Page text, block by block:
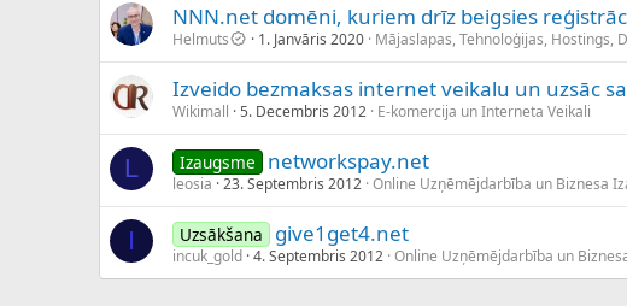
NNN.net domēni, kuriem drīz beigsies
Helmuts 1. Janvāris 2020 Mājaslapas, Tehnoloģijas, Hostings,
Izveido bezmaksas internet veikalu un uzsāc
Wikimall 5. Decembris 2012 E-komercija un Interneta Veikali
L Izaugsme networkspay.net
leosia 23. Septembris 2012 Online Uzņēmējdarbība un Biznesa
I Uzsākšana give1get4.net
incuk_gold 4. Septembris 2012 Online Uzņēmējdarbība un